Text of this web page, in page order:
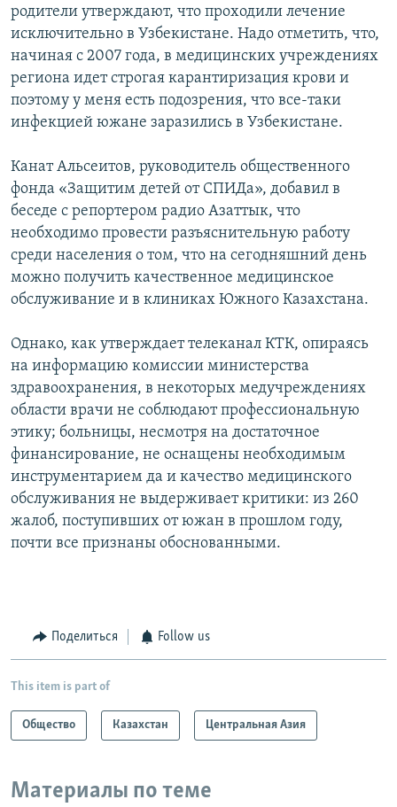
родители утверждают, что проходили лечение
исключительно в Узбекистане. Надо отметить, что,
начиная с 2007 года, в медицинских учреждениях
региона идет строгая карантиризация крови и
поэтому у меня есть подозрения, что все-таки
инфекцией южане заразились в Узбекистане.
Канат Альсеитов, руководитель общественного
фонда «Защитим детей от СПИДа», добавил в
беседе с репортером радио Азаттык, что
необходимо провести разъяснительную работу
среди населения о том, что на сегодняшний день
можно получить качественное медицинское
обслуживание и в клиниках Южного Казахстана.
Однако, как утверждает телеканал КТК, опираясь
на информацию комиссии министерства
здравоохранения, в некоторых медучреждениях
области врачи не соблюдают профессиональную
этику; больницы, несмотря на достаточное
финансирование, не оснащены необходимым
инструментарием да и качество медицинского
обслуживания не выдерживает критики: из 260
жалоб, поступивших от южан в прошлом году,
почти все признаны обоснованными.
Поделиться Follow us
This item is part of
Общество Казахстан Центральная Азия
Материалы по теме